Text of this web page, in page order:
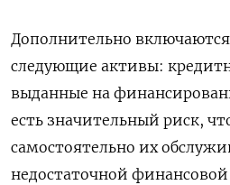
Дополнительно
следующие активы:
выданные на
есть значительный риск,
самостоятельно их
недостаточной